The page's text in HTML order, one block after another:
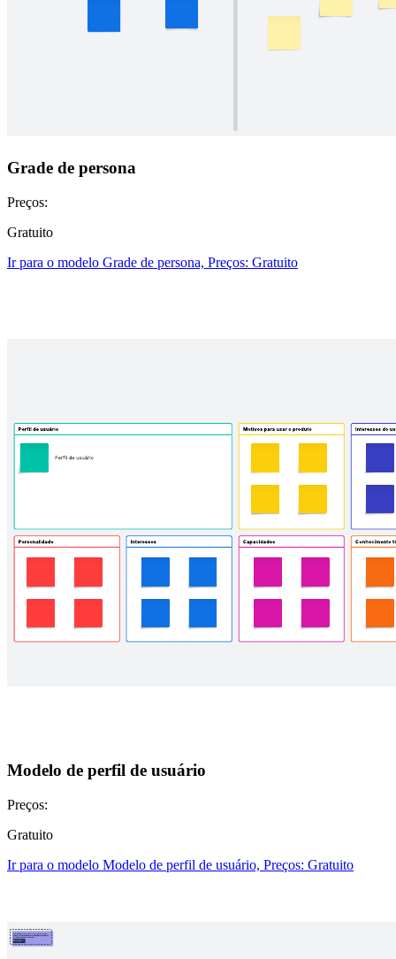
Grade de persona
Preços:
Gratuito
Ir para o modelo Grade de persona, Preços: Gratuito
Modelo de perfil de usuário
Preços:
Gratuito
Ir para o modelo Modelo de perfil de usuário, Preços: Gratuito